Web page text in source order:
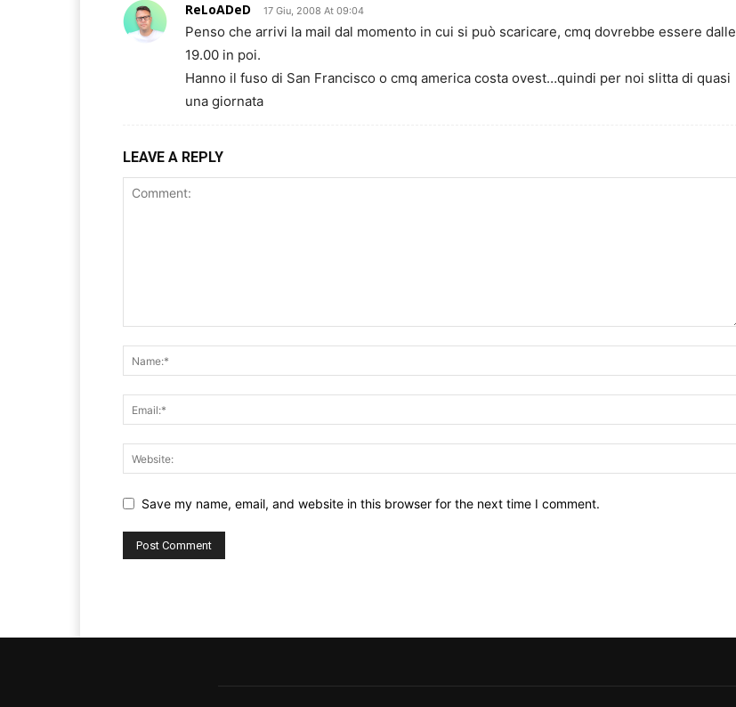
ReLoADeD 17 Giu, 2008 At 09:04
Penso che arrivi la mail dal momento in cui si può scaricare, cmq dovrebbe essere dalle
19.00 in poi.
Hanno il fuso di San Francisco o cmq america costa ovest…quindi per noi slitta di quasi
una giornata
LEAVE A REPLY
Save my name, email, and website in this browser for the next time I comment.